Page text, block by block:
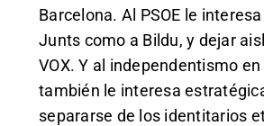
Barcelona. Al PSOE le
Junts como a Bildu, y dejar
VOX. Y al independentismo
también le interesa
separarse de los identitarios